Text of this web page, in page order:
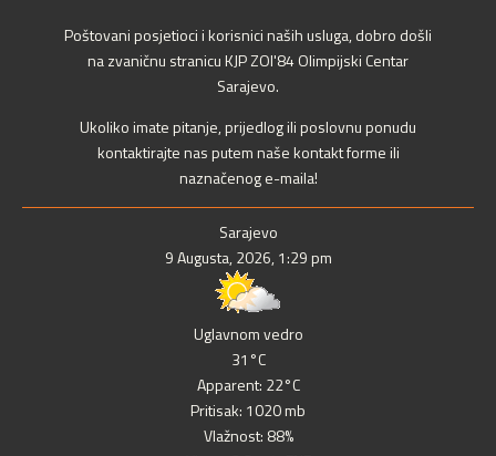
Poštovani posjetioci i korisnici naših usluga, dobro došli
na zvaničnu stranicu KJP ZOI'84 Olimpijski Centar
Sarajevo.
Ukoliko imate pitanje, prijedlog ili poslovnu ponudu
kontaktirajte nas putem naše kontakt forme ili
naznačenog e-maila!
Sarajevo
9 Augusta, 2026, 1:29 pm
Uglavnom vedro
31°C
Apparent: 22°C
Pritisak: 1020 mb
Vlažnost: 88%